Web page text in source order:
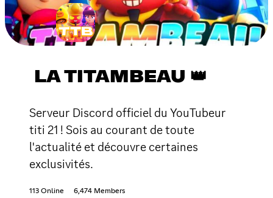
LA TITAMBEAU 👑
Serveur Discord officiel du YouTubeur
titi 21 ! Sois au courant de toute
l'actualité et découvre certaines
exclusivités.
113 Online 6,474 Members